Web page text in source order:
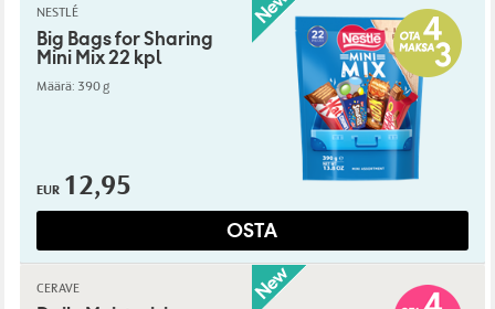
NESTLÉ
Big Bags for Sharing
Mini Mix 22 kpl
Määrä: 390 g
EUR 12,95
OSTA
CERAVE